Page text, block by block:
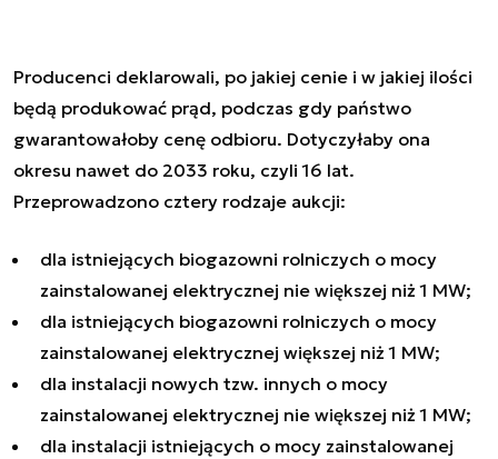
Producenci deklarowali, po jakiej cenie i w jakiej ilości
będą produkować prąd, podczas gdy państwo
gwarantowałoby cenę odbioru. Dotyczyłaby ona
okresu nawet do 2033 roku, czyli 16 lat.
Przeprowadzono cztery rodzaje aukcji:
dla istniejących biogazowni rolniczych o mocy
zainstalowanej elektrycznej nie większej niż 1 MW;
dla istniejących biogazowni rolniczych o mocy
zainstalowanej elektrycznej większej niż 1 MW;
dla instalacji nowych tzw. innych o mocy
zainstalowanej elektrycznej nie większej niż 1 MW;
dla instalacji istniejących o mocy zainstalowanej